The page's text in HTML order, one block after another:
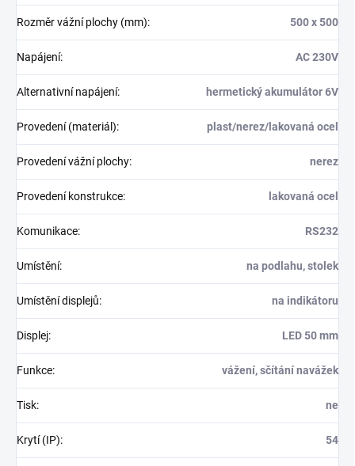
Rozměr vážní plochy (mm): 500 x 500
Napájení: AC 230V
Alternativní napájení: hermetický akumulátor 6V
Provedení (materiál): plast/nerez/lakovaná ocel
Provedení vážní plochy: nerez
Provedení konstrukce: lakovaná ocel
Komunikace: RS232
Umístění: na podlahu, stolek
Umístění displejů: na indikátoru
Displej: LED 50 mm
Funkce: vážení, sčítání navážek
Tisk: ne
Krytí (IP): 54